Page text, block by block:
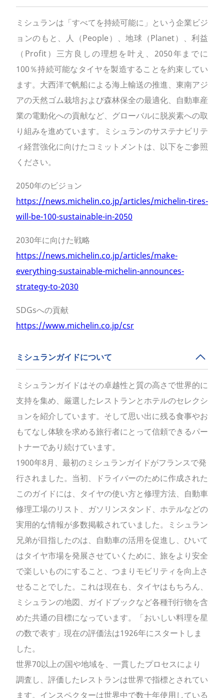
ミシュランは「すべてを持続可能に」という企業ビジ
ョンのもと、人（People）、地球（Planet）、利益
（Profit）三方良しの理想を叶え、2050年までに
100％持続可能なタイヤを製造することを約束してい
ます。大西洋で帆船による海上輸送の推進、東南アジ
アの天然ゴム栽培および森林保全の最適化、自動車産
業の電動化への貢献など、グローバルに脱炭素への取
り組みを進めています。ミシュランのサステナビリテ
ィ経営強化に向けたコミットメントは、以下をご参照
ください。
2050年のビジョン
https://news.michelin.co.jp/articles/michelin-tires-
will-be-100-sustainable-in-2050
2030年に向けた戦略
https://news.michelin.co.jp/articles/make-
everything-sustainable-michelin-announces-
strategy-to-2030
SDGsへの貢献
https://www.michelin.co.jp/csr
ミシュランガイドについて
ミシュランガイドはその卓越性と質の高さで世界的に
支持を集め、厳選したレストランとホテルのセレクシ
ョンを紹介しています。そして思い出に残る食事やお
もてなし体験を求める旅行者にとって信頼できるパー
トナーであり続けています。
1900年8月、最初のミシュランガイドがフランスで発
行されました。当初、ドライバーのために作成された
このガイドには、タイヤの使い方と修理方法、自動車
修理工場のリスト、ガソリンスタンド、ホテルなどの
実用的な情報が多数掲載されていました。ミシュラン
兄弟が目指したのは、自動車の活用を促進し、ひいて
はタイヤ市場を発展させていくために、旅をより安全
で楽しいものにすること、つまりモビリティを向上さ
せることでした。これは現在も、タイヤはもちろん、
ミシュランの地図、ガイドブックなど各種刊行物を含
めた共通の目標になっています。「おいしい料理を星
の数で表す」現在の評価法は1926年にスタートしま
した。
世界70以上の国や地域を、一貫したプロセスにより
調査し、評価したレストランは世界で指標とされてい
ます。インスペクターは世界中で数十年使用している